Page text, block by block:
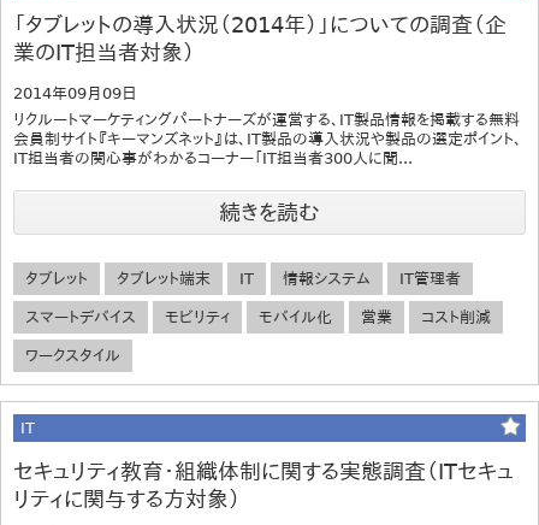
「タブレットの導入状況（2014年）」についての調査（企
業のIT担当者対象）
2014年09月09日
リクルートマーケティングパートナーズが運営する、IT製品情報を掲載する無料
会員制サイト『キーマンズネット』は、IT製品の導入状況や製品の選定ポイント、
IT担当者の関心事がわかるコーナー「IT担当者300人に聞...
続きを読む
タブレット タブレット端末 IT 情報システム IT管理者
スマートデバイス モビリティ モバイル化 営業 コスト削減
ワークスタイル
IT
セキュリティ教育・組織体制に関する実態調査（ITセキュ
リティに関与する方対象）